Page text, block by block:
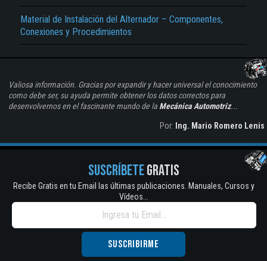
Material de Instalación del Alternador – Componentes,
Conexiones y Procedimientos
Valiosa información. Gracias por expandir y hacer universal el conocimiento
como debe ser, su ayuda permite obtener los datos correctos para
desenvolvernos en el fascinante mundo de la Mecánica Automotriz...
Por: Ing. Mario Romero Lenis
SUSCRÍBETEGRATIS
Recibe Gratis en tu Email las últimas publicaciones. Manuales, Cursos y
Vídeos...